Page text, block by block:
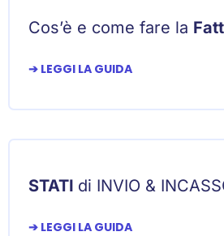
Cos’è e come fare la
➔ LEGGI LA GUIDA
STATI di INVIO &
➔ LEGGI LA GUIDA